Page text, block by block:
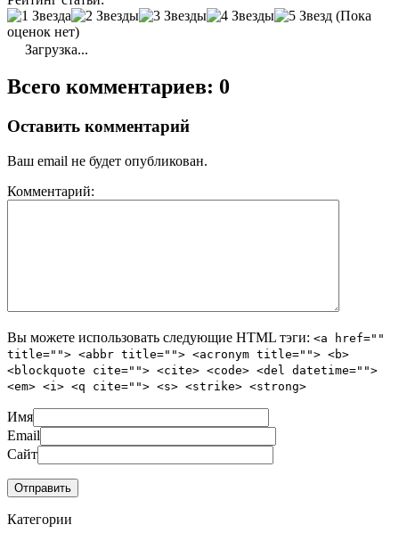
(Пока
оценок нет)
Загрузка...
Всего комментариев: 0
Оставить комментарий
Ваш email не будет опубликован.
Комментарий:
Вы можете использовать следующие HTML тэги: <a href=""
title=""> <abbr title=""> <acronym title=""> <b>
<blockquote cite=""> <cite> <code> <del datetime="">
<em> <i> <q cite=""> <s> <strike> <strong>
Имя
Email
Сайт
Категории